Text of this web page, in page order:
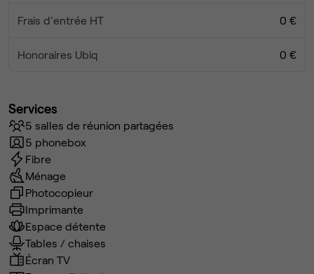
Frais d'entrée HT 0 €
Honoraires Ubiq 0 €
Services
5 salles de réunion partagées
5 phonebox
Fibre
Ménage
Photocopieur
Imprimante
Espace détente
Tables / chaises
Écran TV